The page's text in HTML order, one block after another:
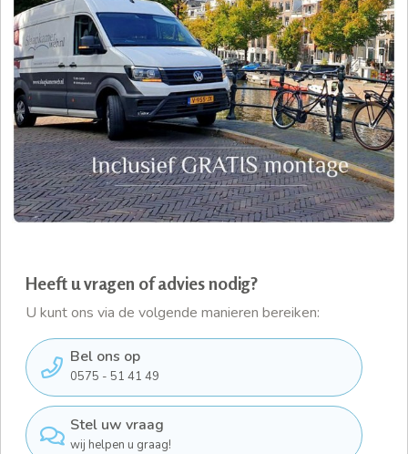
Heeft u vragen of advies nodig?
U kunt ons via de volgende manieren bereiken:
Bel ons op
0575 - 51 41 49
Stel uw vraag
wij helpen u graag!